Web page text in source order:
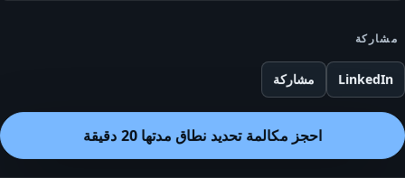
مشاركة
LinkedIn مشاركة
احجز مكالمة تحديد نطاق مدتها 20 دقيقة